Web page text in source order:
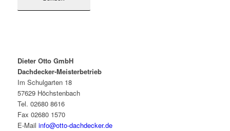
Dieter Otto GmbH
Dachdecker-Meisterbetrieb
Im Schulgarten 18
57629 Höchstenbach
Tel. 02680 8616
Fax 02680 1570
E-Mail info@otto-dachdecker.de